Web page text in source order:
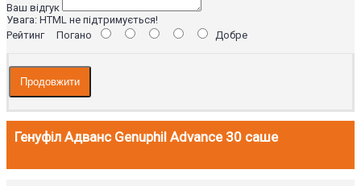
Ваш відгук
Увага: HTML не підтримується!
РейтингПогано Добре
Продовжити
Генуфіл Адванс Genuphil Advance 30 саше